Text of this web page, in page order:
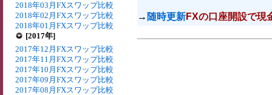
2018年03月FXスワップ比較
2018年02月FXスワップ比較
2018年01月FXスワップ比較
[2017年]
2017年12月FXスワップ比較
2017年11月FXスワップ比較
2017年10月FXスワップ比較
2017年09月FXスワップ比較
2017年08月FXスワップ比較
→ 随時更新FXの口座開設で現